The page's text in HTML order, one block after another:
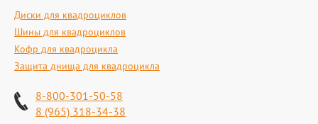
Диски для квадроциклов
Шины для квадроциклов
Кофр для квадроцикла
Защита днища для квадроцикла
8-800-301-50-58
8 (965) 318-34-38